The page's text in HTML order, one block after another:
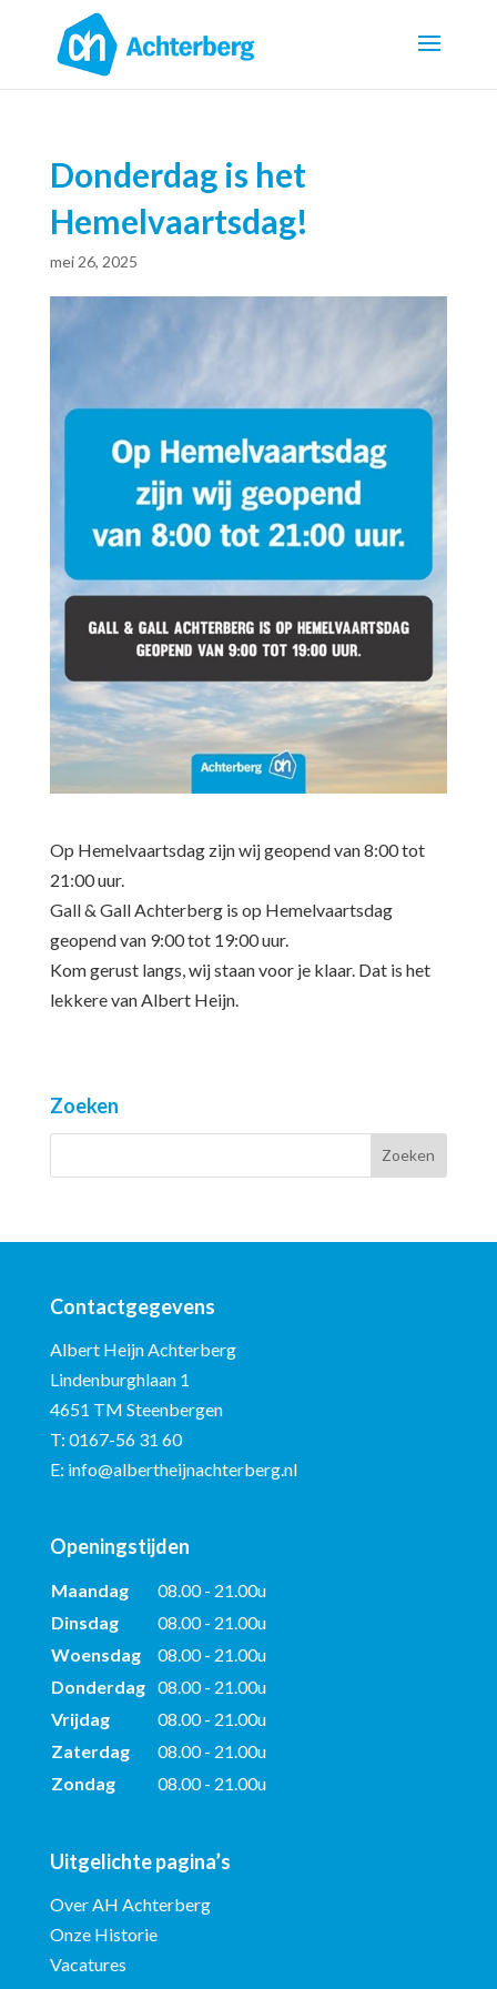
Donderdag is het
Hemelvaartsdag!
mei 26, 2025
Op Hemelvaartsdag zijn wij geopend van 8:00 tot
21:00 uur.
Gall & Gall Achterberg is op Hemelvaartsdag
geopend van 9:00 tot 19:00 uur.
Kom gerust langs, wij staan voor je klaar. Dat is het
lekkere van Albert Heijn.
Zoeken
Contactgegevens
Albert Heijn Achterberg
Lindenburghlaan 1
4651 TM Steenbergen
T: 0167-56 31 60
E: info@albertheijnachterberg.nl
Openingstijden
Maandag
08.00 - 21.00u
Dinsdag
08.00 - 21.00u
Woensdag
08.00 - 21.00u
Donderdag 08.00 - 21.00u
Vrijdag
08.00 - 21.00u
Zaterdag
08.00 - 21.00u
Zondag
08.00 - 21.00u
Uitgelichte pagina’s
Over AH Achterberg
Onze Historie
Vacatures